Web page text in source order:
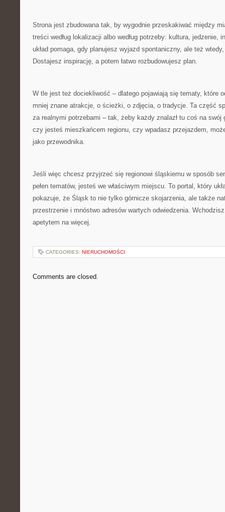
Strona jest zbudowana tak, by wygodnie przeskakiwać między
treści według lokalizacji albo według potrzeby: kultura, jedzenie,
układ pomaga, gdy planujesz wyjazd spontaniczny, ale też
Dostajesz inspirację, a potem łatwo rozbudowujesz plan.
W tle jest też dociekliwość – dlatego pojawiają się tematy, które
mniej znane atrakcje, o ścieżki, o zdjęcia, o tradycje. Ta część
za realnymi potrzebami – tak, żeby każdy znalazł tu coś na swój
czy jesteś mieszkańcem regionu, czy wpadasz przejazdem,
jako przewodnika.
Jeśli więc chcesz przyjrzeć się regionowi śląskiemu w sposób
pełen tematów, jesteś we właściwym miejscu. To portal, który
pokazuje, że Śląsk to nie tylko górnicze skojarzenia, ale także
przestrzenie i mnóstwo adresów wartych odwiedzenia.
apetytem na więcej.
CATEGORIES: NIERUCHOMOŚCI
Comments are closed.